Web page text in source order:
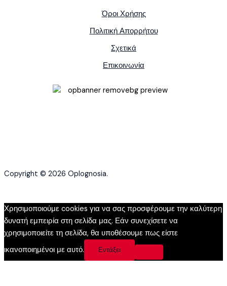
Όροι Χρήσης
Πολιτική Απορρήτου
Σχετικά
Επικοινωνία
Copyright © 2026 Oplognosia.
Χρησιμοποιούμε cookies για να σας προσφέρουμε την καλύτερη
δυνατή εμπειρία στη σελίδα μας. Εάν συνεχίσετε να
χρησιμοποιείτε τη σελίδα, θα υποθέσουμε πως είστε
ικανοποιημένοι με αυτό.
Εντάξει